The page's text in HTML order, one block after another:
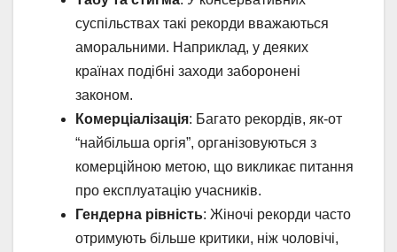
суспільствах такі рекорди вважаються
аморальними. Наприклад, у деяких
країнах подібні заходи заборонені
законом.
Комерціалізація: Багато рекордів, як-от
“найбільша оргія”, організовуються з
комерційною метою, що викликає питання
про експлуатацію учасників.
Гендерна рівність: Жіночі рекорди часто
отримують більше критики, ніж чоловічі,